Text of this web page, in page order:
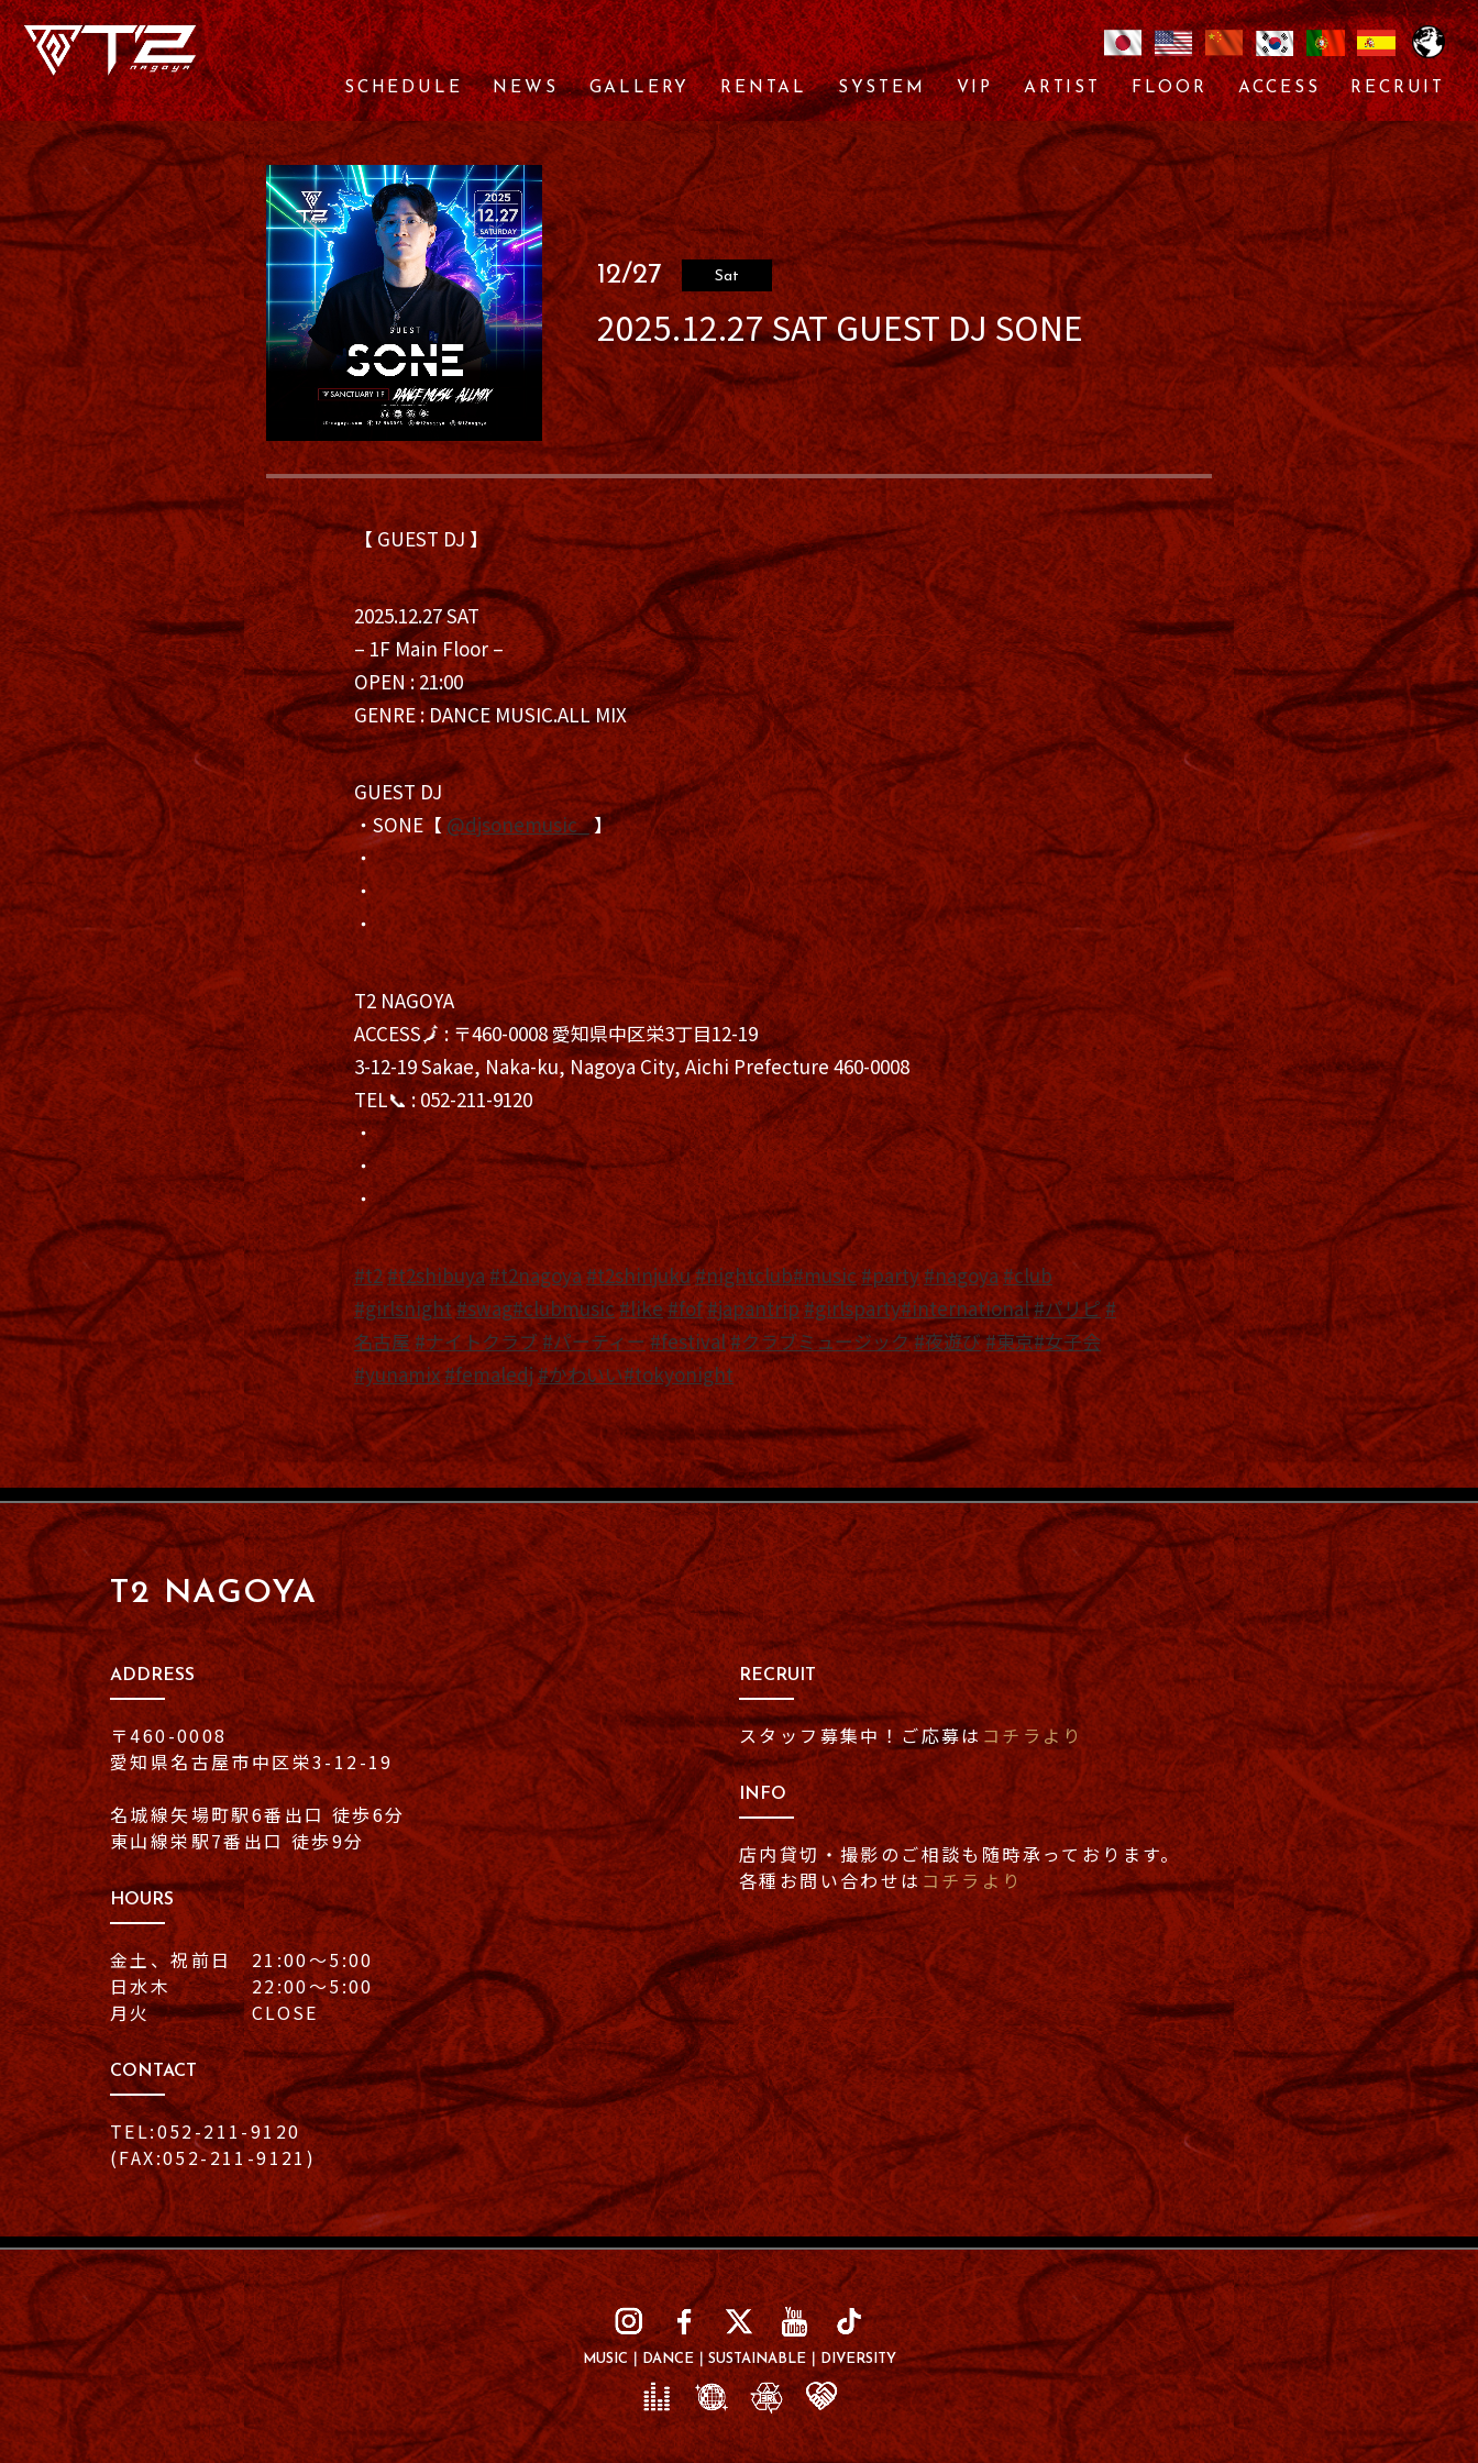
SCHEDULE NEWS GALLERY RENTAL SYSTEM VIP ARTIST FLOOR ACCESS RECRUIT
12/27 Sat
2025.12.27 SAT GUEST DJ SONE
【 GUEST DJ 】
2025.12.27 SAT
– 1F Main Floor –
OPEN : 21:00
GENRE : DANCE MUSIC.ALL MIX
GUEST DJ
・SONE【@djsonemusic_】
・
・
・
T2 NAGOYA
ACCESS🗾 : 〒460-0008 愛知県中区栄3丁目12-19
3-12-19 Sakae, Naka-ku, Nagoya City, Aichi Prefecture 460-0008
TEL📞 : 052-211-9120
・
・
・
#t2#t2shibuya#t2nagoya#t2shinjuku#nightclub#music #party#nagoya#club
#girlsnight#swag#clubmusic#like#fof#japantrip #girlsparty#international#パリピ#
名古屋 #ナイトクラブ #パーティー#festival#クラブミュージック#夜遊び#東京#女子会
#yunamix#femaledj#かわいい#tokyonight
T2 NAGOYA
ADDRESS
〒460-0008
愛知県名古屋市中区栄3-12-19
名城線矢場町駅6番出口 徒歩6分
東山線栄駅7番出口 徒歩9分
HOURS
金土、祝前日 21:00〜5:00
日水木 22:00〜5:00
月火 CLOSE
CONTACT
TEL:052-211-9120
(FAX:052-211-9121)
RECRUIT
スタッフ募集中！ご応募はコチラより
INFO
店内貸切・撮影のご相談も随時承っております。
各種お問い合わせはコチラより
MUSIC DANCE SUSTAINABLE DIVERSITY